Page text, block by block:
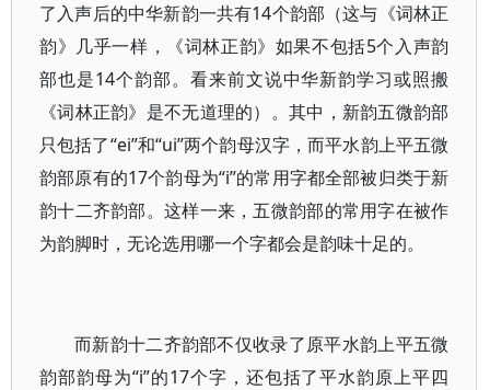
了入声后的中华新韵一共有14个韵部（这与《词林正
韵》几乎一样，《词林正韵》如果不包括5个入声韵
部也是14个韵部。看来前文说中华新韵学习或照搬
《词林正韵》是不无道理的）。其中，新韵五微韵部
只包括了“ei”和“ui”两个韵母汉字，而平水韵上平五微
韵部原有的17个韵母为“i”的常用字都全部被归类于新
韵十二齐韵部。这样一来，五微韵部的常用字在被作
为韵脚时，无论选用哪一个字都会是韵味十足的。
而新韵十二齐韵部不仅收录了原平水韵上平五微
韵部韵母为“i”的17个字，还包括了平水韵原上平四